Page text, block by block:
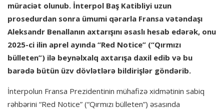
müraciət olunub. İnterpol Baş Katibliyi uzun
prosedurdan sonra ümumi qərarla Fransa vətəndaşı
Aleksandr Benallanın axtarışını əsaslı hesab edərək, onu
2025-ci ilin aprel ayında “Red Notice” (“Qırmızı
bülleten”) ilə beynəlxalq axtarışa daxil edib və bu
barədə bütün üzv dövlətlərə bildirişlər göndərib.
İnterpolun Fransa Prezidentinin mühafizə xidmətinin sabiq
rəhbərini “Red Notice” (“Qırmızı bülleten”) əsasında